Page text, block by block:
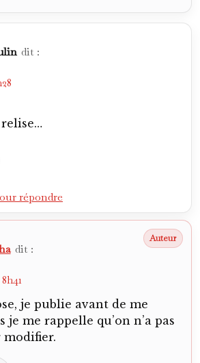
dit :
répondre
dit :
je publie avant de me
je me rappelle qu’on n’a pas
modifier.